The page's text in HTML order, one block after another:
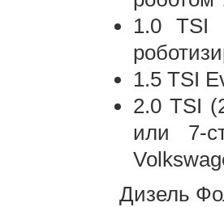
1.0 TSI
1.5 TSI
2.0 TSI
или 7-
Дизель